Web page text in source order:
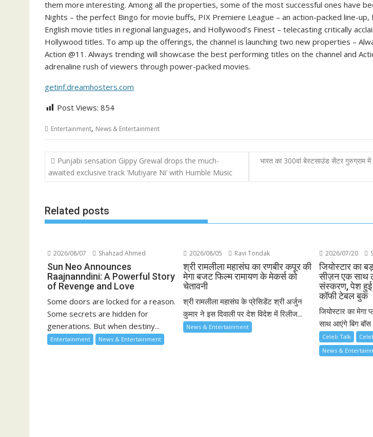
them more interesting. Among all the properties, some of the most successful ones have
Nights – the perfect Bingo for movie buffs, PIX Premiere League – an action-packed line-up,
English movie titles in regional languages, and Hollywood’s Finest – telecasting critically
Hollywood titles. To amp up the offerings, the channel is launching two new properties –
Action @11. Always trending will showcase the best performing titles on the channel and
adrenaline rush of viewers through power-packed movies.
getinf.dreamhosters.com
Post Views: 854
Entertainment, News & Entertainment
Post
navigation
Punjabi sensation Gippy Grewal drops the much-
awaited exclusive track ‘Mutiyare Ni’ with Humble Music
भारत का 300वां बेस्टसाउंड सेंटर गुरुग्राम में
Related posts
2026/08/07 Shahzad Ahmed
Sun Neo Announces
Raajnanndini: A Powerful Story
of Revenge and Love
Some doors are locked for a reason.
Some secrets are hidden for
generations. But when destiny...
Entertainment News & Entertainment
2026/08/05 Ravi Tondak
श्री रामलीला महासंघ का रणबीर कपूर की
मेगा बजट फिल्म रामायण के मेकर्स को
चेतावनी
श्री रामलीला महासंघ के प्रेसिडेंट श्री अर्जुन
कुमार ने इस दिवाली पर देश विदेश में रिलीज...
News & Entertainment
2026/07/20
जियोस्टार का
सीज़न एक साथ
संस्करण, पेश हुई
कॉफी टेबल बुक
जियोस्टार का
साथ आएंगे बिग
Celeb Talk
News &